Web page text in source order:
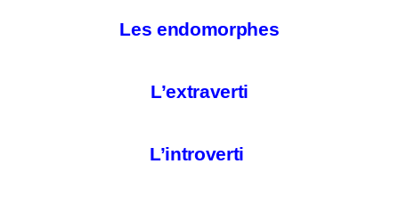
Les endomorphes
L’extraverti
L’introverti